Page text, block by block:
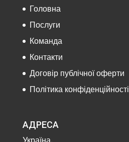
Головна
Послуги
Команда
Контакти
Договір публічної оферти
Політика конфіденційності
АДРЕСА